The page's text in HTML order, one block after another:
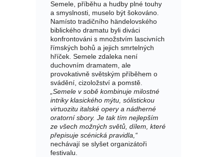
Semele, příběhu a hudby plné touhy
a smyslnosti, muselo být šokováno.
Namísto tradičního händelovského
biblického dramatu byli diváci
konfrontováni s množstvím lascivních
římských bohů a jejich smrtelných
hříček. Semele zdaleka není
duchovním dramatem, ale
provokativně světským příběhem o
svádění, cizoložství a pomstě.
„Semele v sobě kombinuje milostné
intriky klasického mýtu, sólistickou
virtuozitu italské opery a nádherné
oratorní sbory. Je tak tím nejlepším
ze všech možných světů, dílem, které
přepisuje scénická pravidla,“
nechávají se slyšet organizátoři
festivalu.